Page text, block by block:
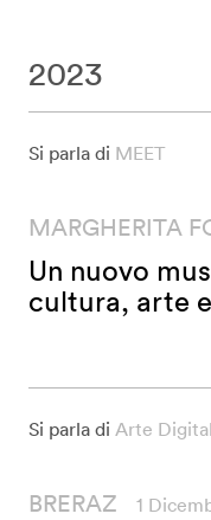
2023
Si parla di MEET
MARGHERITA
Un nuovo
cultura, arte
Si parla di Arte
BRERAZ 1